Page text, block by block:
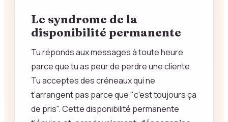
Le syndrome de la
disponibilité permanente
Tu réponds aux messages à toute heure
parce que tu as peur de perdre une cliente.
Tu acceptes des créneaux qui ne
t'arrangent pas parce que "c'est toujours ça
de pris". Cette disponibilité permanente